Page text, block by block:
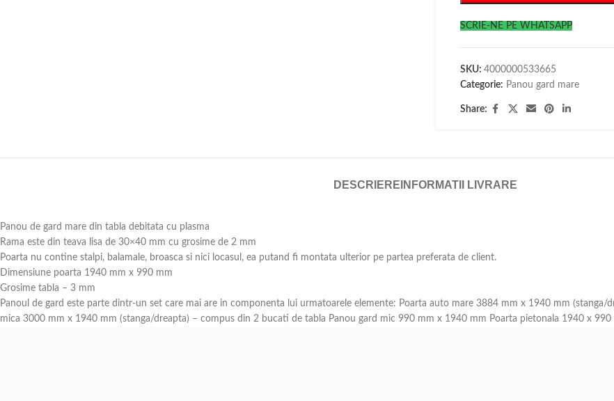
SCRIE-NE PE WHATSAPP
SKU: 4000000533665
Categorie: Panou gard mare
Share:
DESCRIERE INFORMATII LIVRARE
Panou de gard mare din tabla debitata cu plasma
Rama este din teava lisa de 30×40 mm cu grosime de 2 mm
Poarta nu contine stalpi, balamale, broasca si nici locasul, ea putand fi montata ulterior pe partea preferata de client.
Dimensiune poarta 1940 mm x 990 mm
Grosime tabla – 3 mm
Panoul de gard este parte dintr-un set care mai are in componenta lui urmatoarele elemente: Poarta auto mare 3884 mm x 1940 mm
mica 3000 mm x 1940 mm (stanga/dreapta) – compus din 2 bucati de tabla Panou gard mic 990 mm x 1940 mm Poarta pietonala 1940 x 990